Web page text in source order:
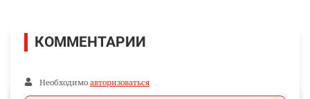
КОММЕНТАРИИ
Необходимо авторизоваться